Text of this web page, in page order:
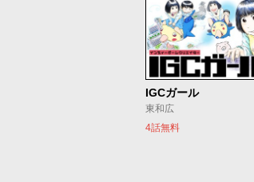
IGCガール
東和広
4話無料